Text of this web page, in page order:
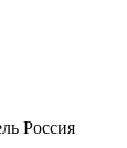
Россия